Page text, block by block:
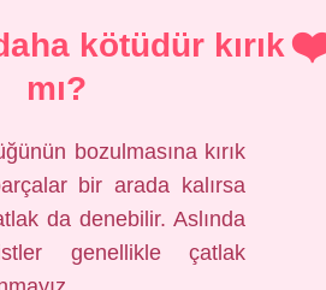
kötüdür kırık
mı?
bozulmasına kırık
bir arada kalırsa
da denebilir. Aslında
genellikle çatlak